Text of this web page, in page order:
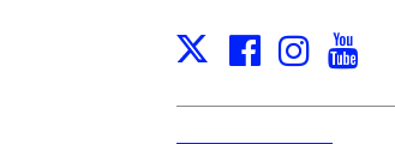
X Facebook